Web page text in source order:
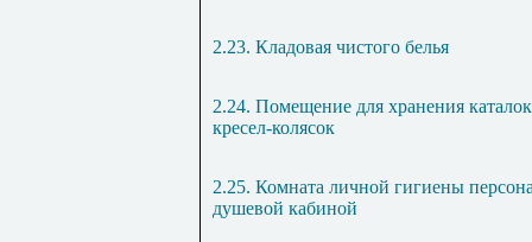
2.23. Кладовая чистого белья
2.24. Помещение для хранения
кресел-колясок
2.25. Комната личной гигиены
душевой кабиной